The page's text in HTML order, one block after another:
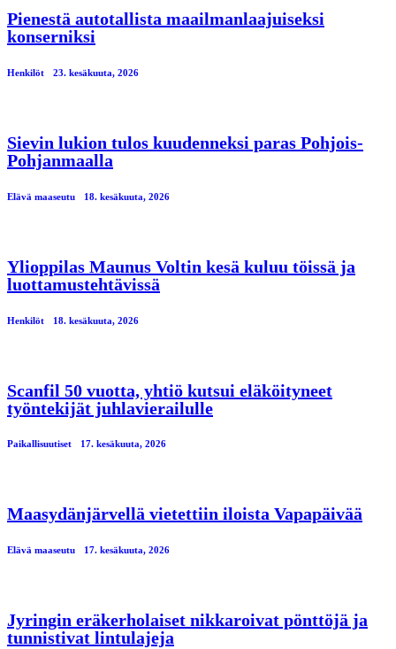
Pienestä autotallista maailmanlaajuiseksi
konserniksi
Henkilöt 23. kesäkuuta, 2026
Sievin lukion tulos kuudenneksi paras Pohjois-
Pohjanmaalla
Elävä maaseutu 18. kesäkuuta, 2026
Ylioppilas Maunus Voltin kesä kuluu töissä ja
luottamustehtävissä
Henkilöt 18. kesäkuuta, 2026
Scanfil 50 vuotta, yhtiö kutsui eläköityneet
työntekijät juhlavierailulle
Paikallisuutiset 17. kesäkuuta, 2026
Maasydänjärvellä vietettiin iloista Vapapäivää
Elävä maaseutu 17. kesäkuuta, 2026
Jyringin eräkerholaiset nikkaroivat pönttöjä ja
tunnistivat lintulajeja